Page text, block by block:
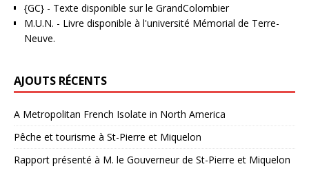
{GC} - Texte disponible sur le GrandColombier
M.U.N. - Livre disponible à l'université Mémorial de Terre-
Neuve.
AJOUTS RÉCENTS
A Metropolitan French Isolate in North America
Pêche et tourisme à St-Pierre et Miquelon
Rapport présenté à M. le Gouverneur de St-Pierre et Miquelon